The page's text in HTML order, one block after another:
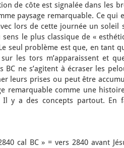
de côte est signalée dans les
paysage remarquable. Ce
lors de cette journée un soleil
sens le plus classique de «
seul problème est que, en tant
sur les tors m’apparaissent et
BC ne s’agitent à écraser les
leurs prises ou peut être
remarquable comme une
Il y a des concepts partout. En
cal BC » = vers 2840 avant